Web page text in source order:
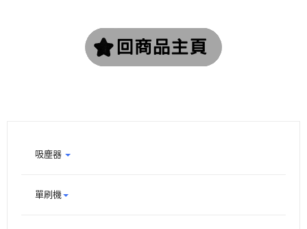
吸塵器
單刷機